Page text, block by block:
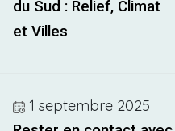
du Sud : Relief, Climat
et Villes
1 septembre 2025